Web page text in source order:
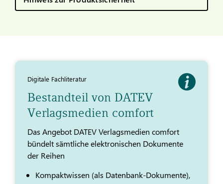
Digitale Fachliteratur
Bestandteil von DATEV
Verlagsmedien comfort
Das Angebot DATEV Verlagsmedien comfort
bündelt sämtliche elektronischen Dokumente
der Reihen
Kompaktwissen (als Datenbank-Dokumente),